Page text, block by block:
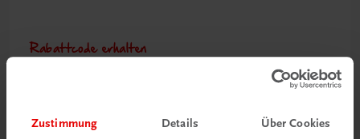
Zustimmung Details Über Cookies
Rabattcode erhalten
Jetzt anmelden